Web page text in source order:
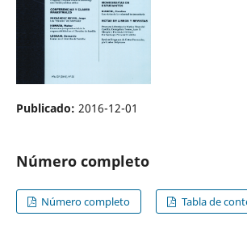
Publicado: 2016-12-01
Número completo
Número completo Tabla de